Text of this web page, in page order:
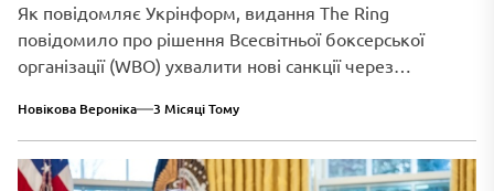
Як повідомляє Укрінформ, видання The Ring
повідомило про рішення Всесвітньої боксерської
організації (WBO) ухвалити нові санкції через
Новікова Вероніка 3 Місяці Тому